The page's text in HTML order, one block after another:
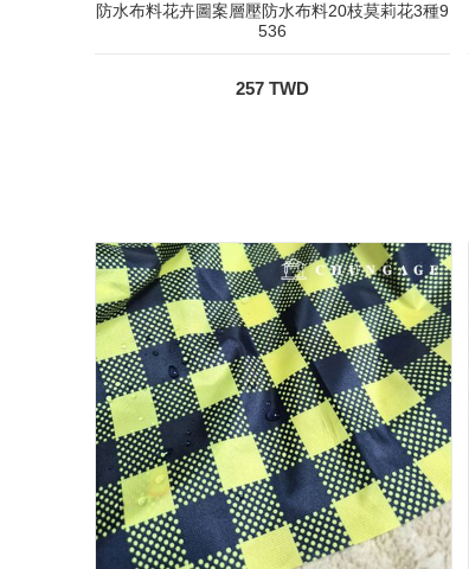
防水布料花卉圖案層壓防水布料20枝莫莉花3種9
536
257 TWD